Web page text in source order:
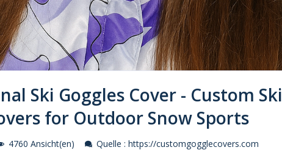
Ski Goggles Cover - Custom Ski
for Outdoor Snow Sports
4760 Ansicht(en) Quelle : https://customgogglecovers.com